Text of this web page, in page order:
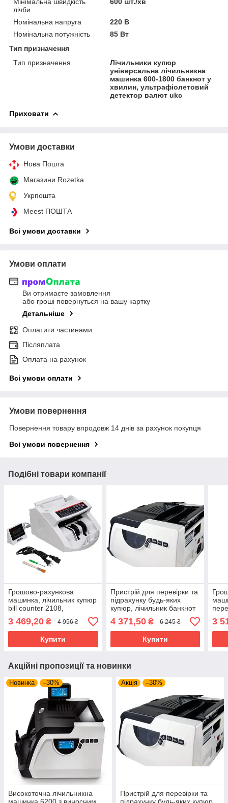
лічби
Номінальна напруга
220 В
Номінальна потужність
85 Вт
Тип призначення
Тип призначення
Лічильники купюр
універсальна лічильникна
машинка 600-1800 банкнот у
хвилин, ультрафіолетовий
детектор валют ukc
Приховати
Умови доставки
Нова Пошта
Магазини Rozetka
Укрпошта
Meest ПОШТА
Всі умови доставки
Умови оплати
Ви отримаєте замовлення
або гроші повернуться на вашу картку
Детальніше
Оплатити частинами
Післяплата
Оплата на рахунок
Всі умови оплати
Умови повернення
Повернення товару впродовж 14 днів за рахунок покупця
Всі умови повернення
Подібні товари компанії
Грошово-рахункова
машинка, лічильник купюр
bill counter 2108,
детектором валют будь-
яких банків
3 469,20 ₴ 4 956 ₴
Купити
Пристрій для перевірки та
підрахунку будь-яких
купюр, лічильник банкнот
автоматичний або ручний
старт
4 371,50₴ 6 245 ₴
Купити
3
Акційні пропозиції та новинки
Новинка –30%
Високоточна лічильникна
Акція –30%
Пристрій для перевірки та